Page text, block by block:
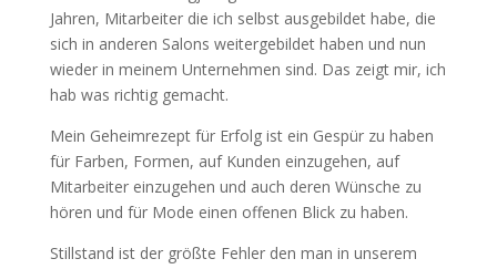
Jahren, Mitarbeiter die ich selbst ausgebildet habe, die
sich in anderen Salons weitergebildet haben und nun
wieder in meinem Unternehmen sind. Das zeigt mir, ich
hab was richtig gemacht.
Mein Geheimrezept für Erfolg ist ein Gespür zu haben
für Farben, Formen, auf Kunden einzugehen, auf
Mitarbeiter einzugehen und auch deren Wünsche zu
hören und für Mode einen offenen Blick zu haben.
Stillstand ist der größte Fehler den man in unserem